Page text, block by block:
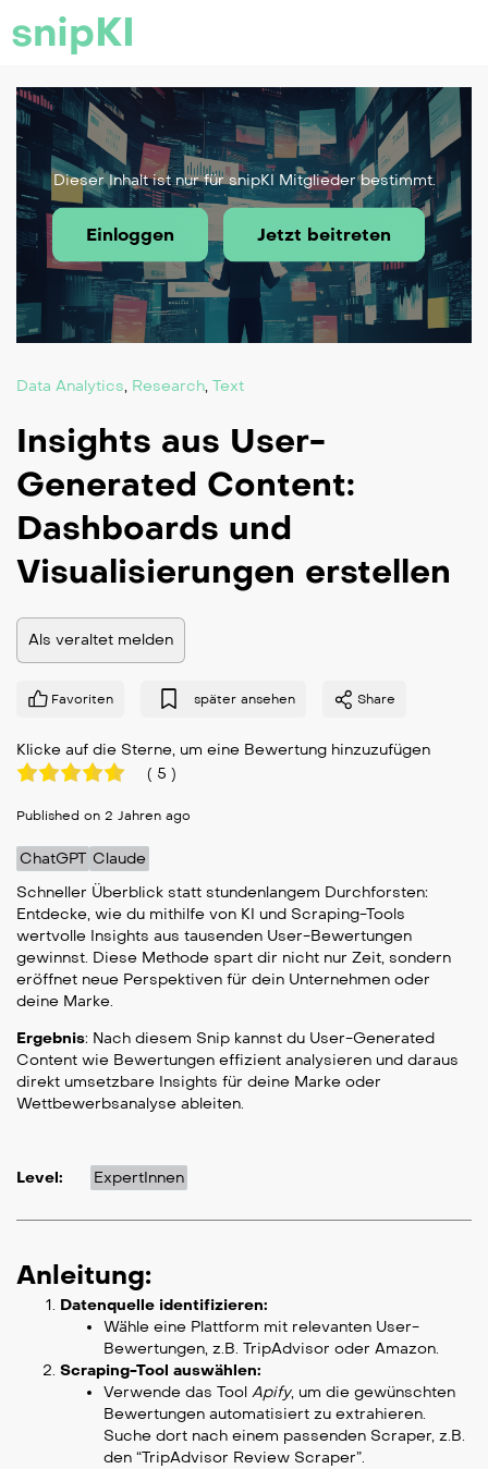
snipKI
Dieser Inhalt ist nur für snipKI Mitglieder bestimmt.
Einloggen Jetzt beitreten
Data Analytics, Research, Text
Insights aus User-
Generated Content:
Dashboards und
Visualisierungen erstellen
Als veraltet melden
Favoriten später ansehen Share
Klicke auf die Sterne, um eine Bewertung hinzuzufügen
( 5 )
Published on 2 Jahren ago
ChatGPT Claude
Schneller Überblick statt stundenlangem Durchforsten:
Entdecke, wie du mithilfe von KI und Scraping-Tools
wertvolle Insights aus tausenden User-Bewertungen
gewinnst. Diese Methode spart dir nicht nur Zeit, sondern
eröffnet neue Perspektiven für dein Unternehmen oder
deine Marke.
Ergebnis: Nach diesem Snip kannst du User-Generated
Content wie Bewertungen effizient analysieren und daraus
direkt umsetzbare Insights für deine Marke oder
Wettbewerbsanalyse ableiten.
Level: ExpertInnen
Anleitung:
Datenquelle identifizieren:
Wähle eine Plattform mit relevanten User-
Bewertungen, z.B. TripAdvisor oder Amazon.
Scraping-Tool auswählen:
Verwende das Tool Apify, um die gewünschten
Bewertungen automatisiert zu extrahieren.
Suche dort nach einem passenden Scraper, z.B.
den “TripAdvisor Review Scraper”.